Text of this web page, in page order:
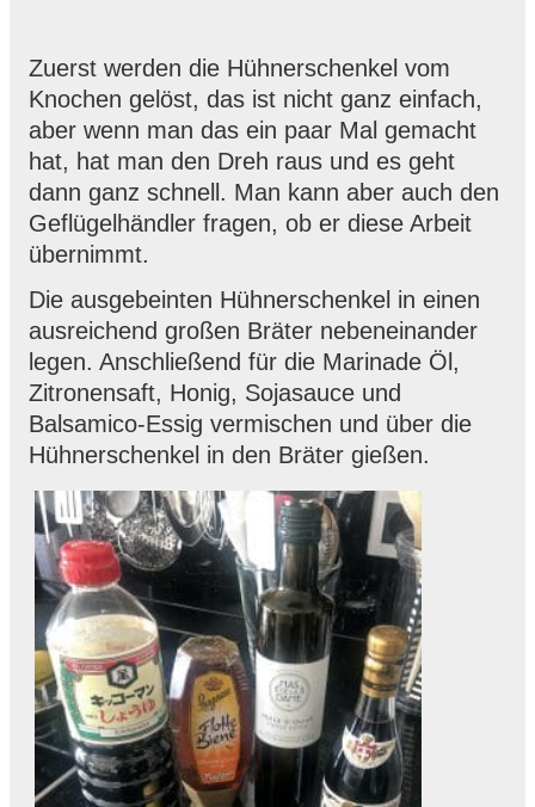
Zuerst werden die Hühnerschenkel vom
Knochen gelöst, das ist nicht ganz einfach,
aber wenn man das ein paar Mal gemacht
hat, hat man den Dreh raus und es geht
dann ganz schnell. Man kann aber auch den
Geflügelhändler fragen, ob er diese Arbeit
übernimmt.
Die ausgebeinten Hühnerschenkel in einen
ausreichend großen Bräter nebeneinander
legen. Anschließend für die Marinade Öl,
Zitronensaft, Honig, Sojasauce und
Balsamico-Essig vermischen und über die
Hühnerschenkel in den Bräter gießen.